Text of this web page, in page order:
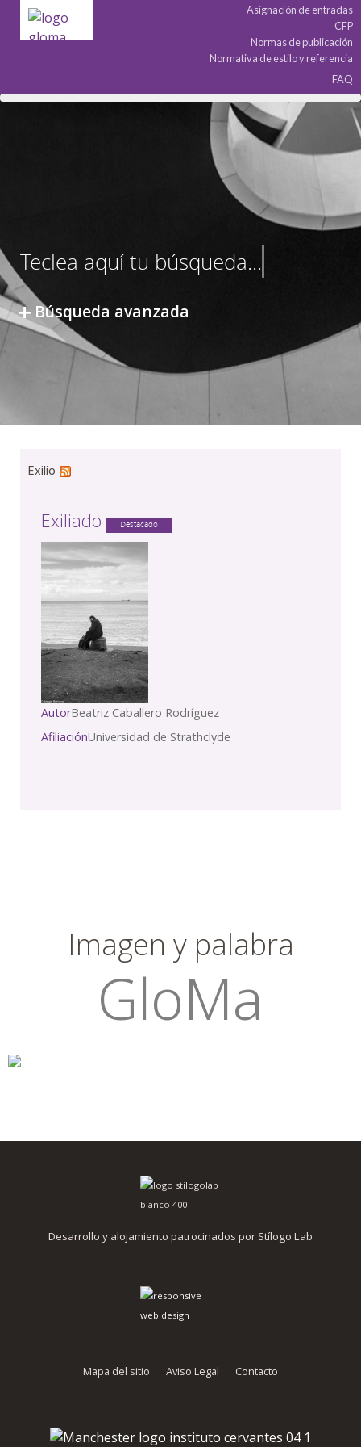
Asignación de entradas
CFP
Normas de publicación
Normativa de estilo y referencia
FAQ
Búsqueda avanzada
Exilio
Exiliado Destacado
AutorBeatriz Caballero Rodríguez
AfiliaciónUniversidad de Strathclyde
Imagen y palabra
GloMa
Desarrollo y alojamiento patrocinados por Stílogo Lab
Mapa del sitio Aviso Legal Contacto